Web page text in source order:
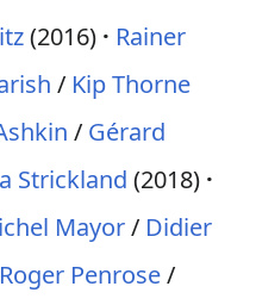
(2016)
Rainer
/ Kip Thorne
/ Gérard
Strickland (2018)
Mayor/ Didier
Roger Penrose/